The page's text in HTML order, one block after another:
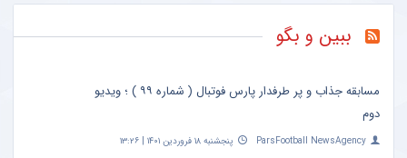
ببین و بگو
مسابقه جذاب و پر طرفدار پارس فوتبال ( شماره ۹۹ ) ؛ ویدیو
دوم
ParsFootball NewsAgency پنجشنبه ۱۸ فروردین ۱۴۰۱ | ۱۳:۲۶